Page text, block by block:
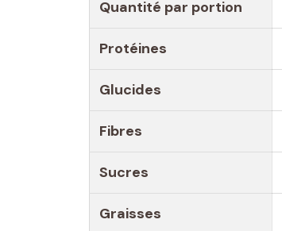
Quantité par portion
Protéines
Glucides
Fibres
Sucres
Graisses